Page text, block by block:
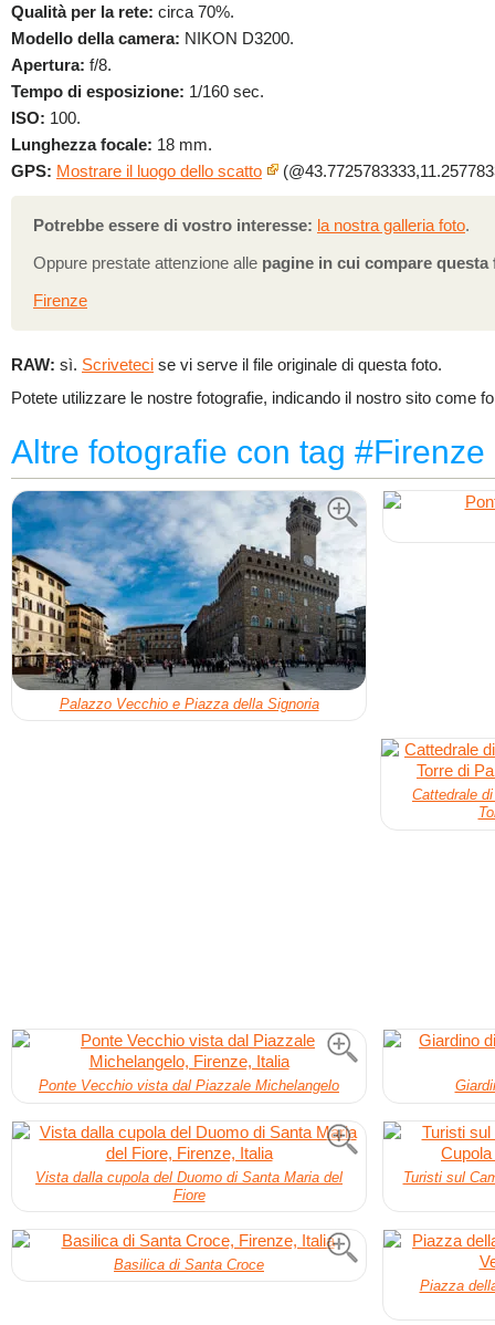
Qualità per la rete: circa 70%.
Modello della camera: NIKON D3200.
Apertura: f/8.
Tempo di esposizione: 1/160 sec.
ISO: 100.
Lunghezza focale: 18 mm.
GPS: Mostrare il luogo dello scatto
Potrebbe essere di vostro interesse: la nostra galleria foto.
Oppure prestate attenzione alle pagine in cui compare
Firenze
RAW: sì. Scriveteci se vi serve il file originale di questa foto.
Potete utilizzare le nostre fotografie, indicando il nostro sito come
Altre fotografie con tag #Firenze
Palazzo Vecchio e Piazza della Signoria
Cattedrale
Ponte Vecchio vista dal Piazzale Michelangelo
Vista dalla cupola del Duomo di Santa Maria del
Fiore
Turisti sul
Basilica di Santa Croce
Piazza